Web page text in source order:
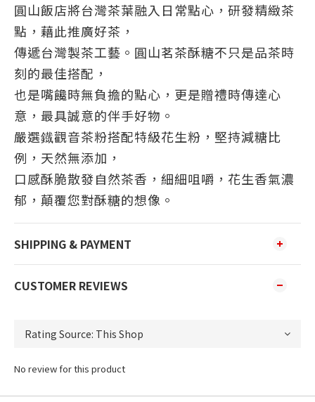
圓山飯店將台灣茶葉融入日常點心，研發精緻茶
點，藉此推廣好茶，
傳遞台灣製茶工藝。圓山茗茶酥糖不只是品茶時
刻的最佳搭配，
也是嘴饞時無負擔的點心，更是贈禮時傳達心
意，最具誠意的伴手好物。
嚴選鐡觀音茶粉搭配特級花生粉，堅持減糖比
例，天然無添加，
口感酥脆散發自然茶香，細細咀嚼，花生香氣濃
郁，顛覆您對酥糖的想像。
SHIPPING & PAYMENT
CUSTOMER REVIEWS
No review for this product